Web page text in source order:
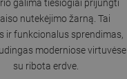
galima tiesiogiai prijungti
nutekėjimo žarną. Tai
ir funkcionalus sprendimas,
moderniose virtuvėse
su ribota erdve.